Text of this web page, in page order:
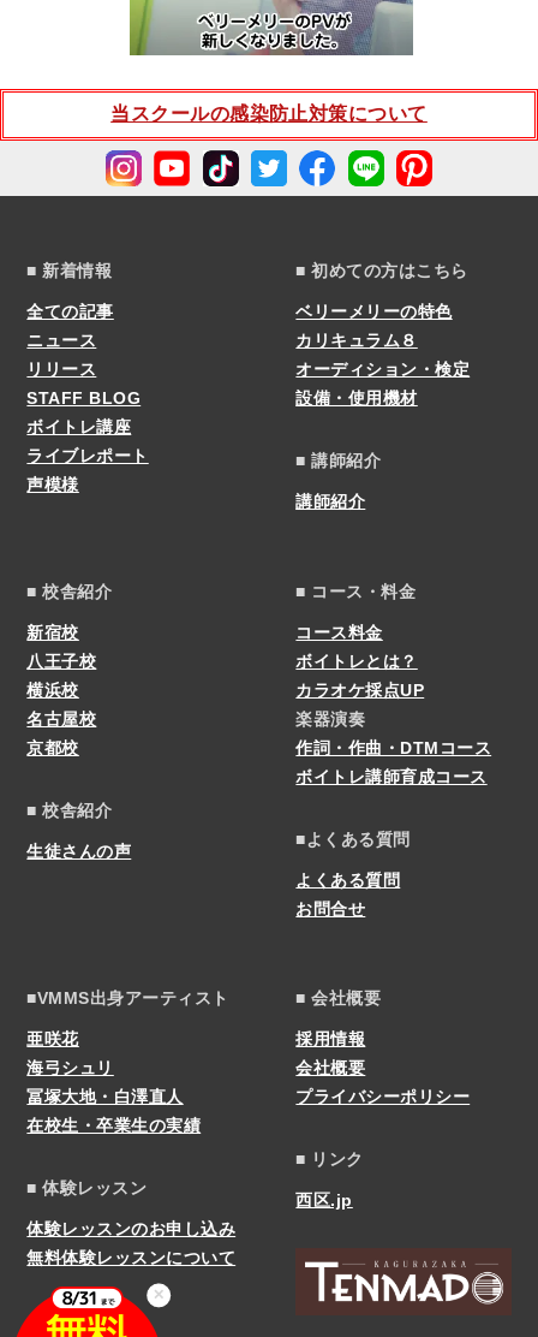
当スクールの感染防止対策について
■ 新着情報
全ての記事
ニュース
リリース
STAFF BLOG
ボイトレ講座
ライブレポート
声模様
■ 初めての方はこちら
ベリーメリーの特色
カリキュラム８
オーディション・検定
設備・使用機材
■ 講師紹介
講師紹介
■ 校舎紹介
新宿校
八王子校
横浜校
名古屋校
京都校
■ 校舎紹介
生徒さんの声
■ コース・料金
コース料金
ボイトレとは？
カラオケ採点UP
楽器演奏
作詞・作曲・DTMコース
ボイトレ講師育成コース
■よくある質問
よくある質問
お問合せ
■VMMS出身アーティスト
亜咲花
海弓シュリ
冨塚大地・白澤直人
在校生・卒業生の実績
■ 体験レッスン
体験レッスンのお申し込み
無料体験レッスンについて
■ 会社概要
採用情報
会社概要
プライバシーポリシー
■ リンク
西区.jp
✕